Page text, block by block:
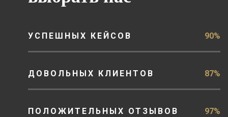
УСПЕШНЫХ КЕЙСОВ 90%
ДОВОЛЬНЫХ КЛИЕНТОВ 87%
ПОЛОЖИТЕЛЬНЫХ ОТЗЫВОВ 97%